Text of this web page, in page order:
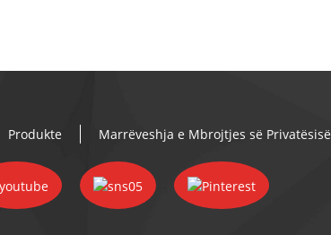
Produkte Marrëveshja e Mbrojtjes së Privatësisë